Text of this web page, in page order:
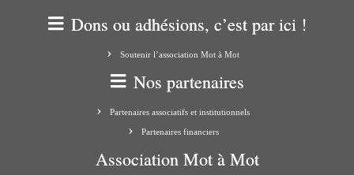
Dons ou adhésions, c’est par ici !
Soutenir l’association Mot à Mot
Nos partenaires
Partenaires associatifs et institutionnels
Partenaires financiers
Association Mot à Mot